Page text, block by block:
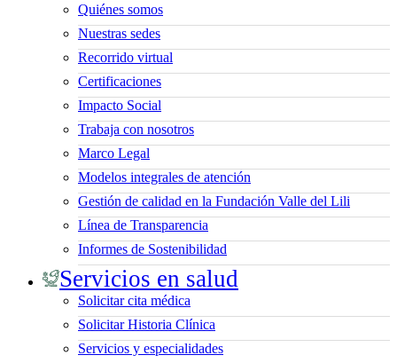
Quiénes somos
Nuestras sedes
Recorrido virtual
Certificaciones
Impacto Social
Trabaja con nosotros
Marco Legal
Modelos integrales de atención
Gestión de calidad en la Fundación Valle del Lili
Línea de Transparencia
Informes de Sostenibilidad
Servicios en salud
Solicitar cita médica
Solicitar Historia Clínica
Servicios y especialidades